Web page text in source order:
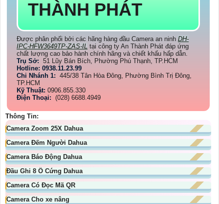
THÀNH PHÁT
Được phân phối bởi các hãng hàng đầu Camera an ninh DH-
IPC-HFW3649TP-ZAS-IL tại công ty An Thành Phát đáp ứng
chất lượng cao bảo hành chính hãng và chiết khấu hấp dẫn.
Trụ Sở: 51 Lũy Bán Bích, Phường Phú Thạnh, TP.HCM
Hotline: 0938.11.23.99
Chi Nhánh 1: 445/38 Tân Hòa Đông, Phường Bình Trị Đông,
TP.HCM
Kỹ Thuật: 0906.855.330
Điện Thoại: (028) 6688.4949
Thông Tin:
Camera Zoom 25X Dahua
Camera Đếm Người Dahua
Camera Báo Động Dahua
Đầu Ghi 8 Ổ Cứng Dahua
Camera Có Đọc Mã QR
Camera Cho xe nâng